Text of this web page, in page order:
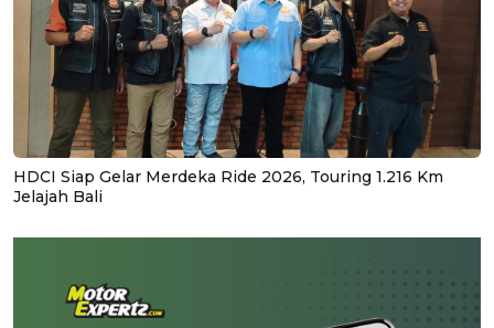
HDCI Siap Gelar Merdeka Ride 2026, Touring 1.216 Km
Jelajah Bali